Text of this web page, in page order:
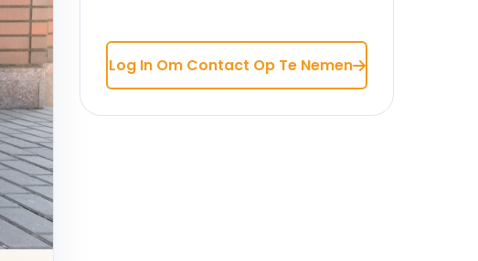
Log In Om Contact Op Te Nemen